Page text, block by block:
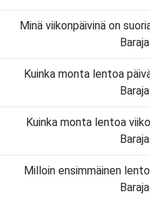
Minä viikonpäivinä on
Kuinka monta lentoa
Kuinka monta lentoa
Milloin ensimmäinen